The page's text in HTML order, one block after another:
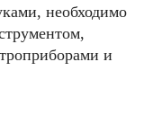
необходимо
и